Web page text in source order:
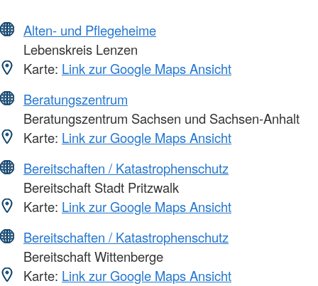
Alten- und Pflegeheime
Lebenskreis Lenzen
Karte: Link zur Google Maps Ansicht
Beratungszentrum
Beratungszentrum Sachsen und Sachsen-Anhalt
Karte: Link zur Google Maps Ansicht
Bereitschaften / Katastrophenschutz
Bereitschaft Stadt Pritzwalk
Karte: Link zur Google Maps Ansicht
Bereitschaften / Katastrophenschutz
Bereitschaft Wittenberge
Karte: Link zur Google Maps Ansicht